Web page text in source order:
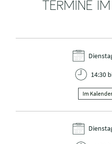
TERMINE
14:30
Im